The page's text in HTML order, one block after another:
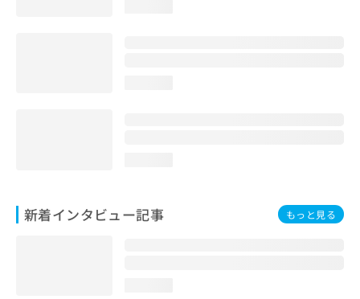
新着インタビュー記事 もっと見る